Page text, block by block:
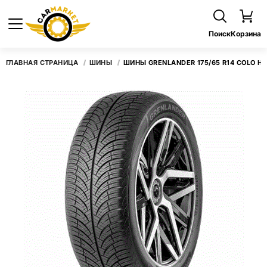
ПоискКорзина
ГЛАВНАЯ СТРАНИЦА ШИНЫ ШИНЫ GRENLANDER 175/65 R14 COLO